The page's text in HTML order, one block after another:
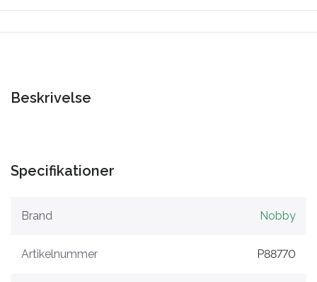
Beskrivelse
Specifikationer
Brand Nobby
Artikelnummer P88770